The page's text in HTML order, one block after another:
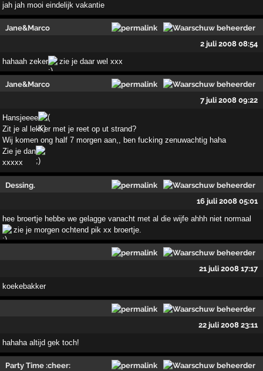
jah jah mooi eindelijk vakantie
Jane&Marco
2 juli 2008 08:54
hahaah zeker zie je daar wel xxx
Jane&Marco
7 juli 2008 09:22
Hansjeeee
Zit je al lekker met je reet op ut strand?
Wij komen ong half 7 morgen aan,, ben fucking zenuwachtig haha
Zie je dan
xxxxx
Dessing.
16 juli 2008 05:01
hee broertje hebbe we gelagge vanacht met al die wijfe ahhh niet normaal
zie je morgen ochtend pik xx broertje.
21 juli 2008 17:17
koekebakker
22 juli 2008 23:11
hahaha altijd gek toch!
Party Time :cheer: